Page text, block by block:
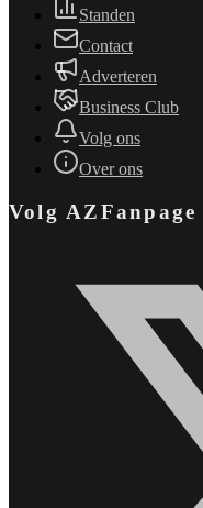
Standen
Contact
Adverteren
Business Club
Volg ons
Over ons
Volg AZFanpage